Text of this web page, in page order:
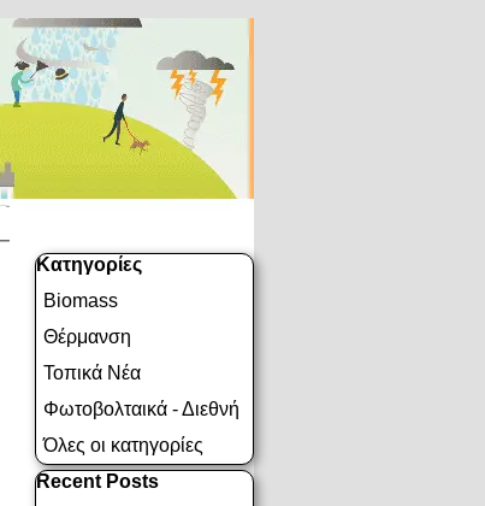
Παράλειψη μπλόκ Κατηγορίες
Κατηγορίες
Biomass
Θέρμανση
Τοπικά Νέα
Φωτοβολταικά - Διεθνή
Όλες οι κατηγορίες
Παράλειψη μπλόκ Recent Posts
Recent Posts